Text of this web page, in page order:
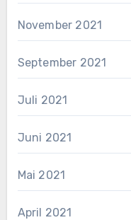
November 2021
September 2021
Juli 2021
Juni 2021
Mai 2021
April 2021